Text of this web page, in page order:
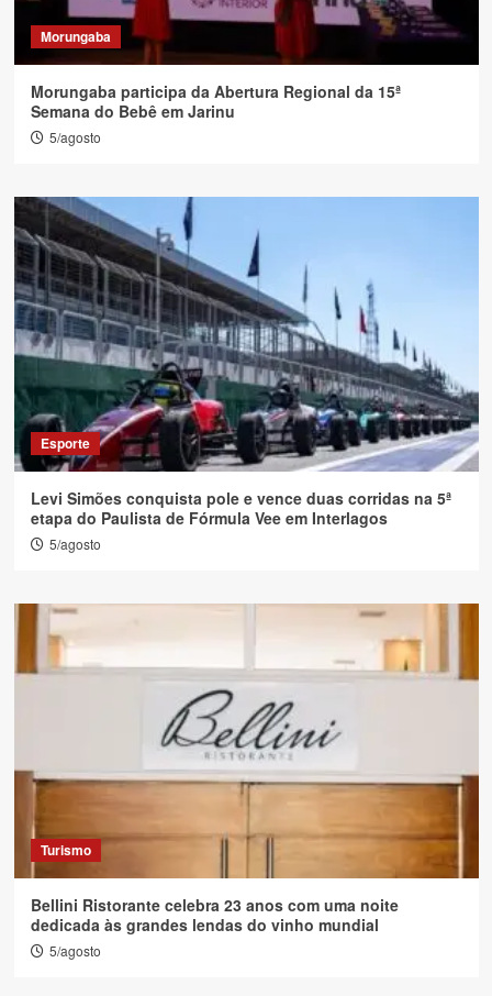
Morungaba
Morungaba participa da Abertura Regional da 15ª
Semana do Bebê em Jarinu
5/agosto
Esporte
Levi Simões conquista pole e vence duas corridas na 5ª
etapa do Paulista de Fórmula Vee em Interlagos
5/agosto
Turismo
Bellini Ristorante celebra 23 anos com uma noite
dedicada às grandes lendas do vinho mundial
5/agosto